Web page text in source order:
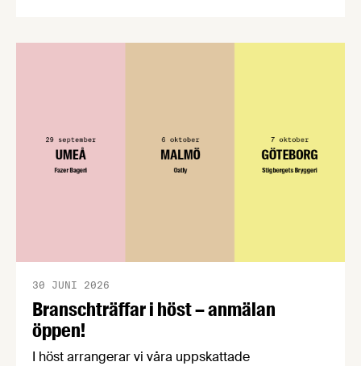
konsumentmaktsdirektivet. Livsmedelsföretagen
Branschträffar i höst – anmälan
öppen!
30 JUNI 2026
I höst arrangerar vi våra uppskattade